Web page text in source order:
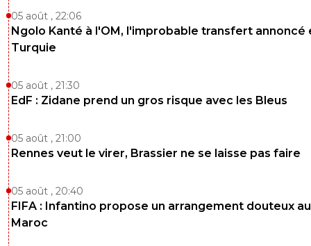
05 août , 22:06
Ngolo Kanté à l'OM, l'improbable transfert annoncé
Turquie
05 août , 21:30
EdF : Zidane prend un gros risque avec les Bleus
05 août , 21:00
Rennes veut le virer, Brassier ne se laisse pas faire
05 août , 20:40
FIFA : Infantino propose un arrangement douteux au
Maroc